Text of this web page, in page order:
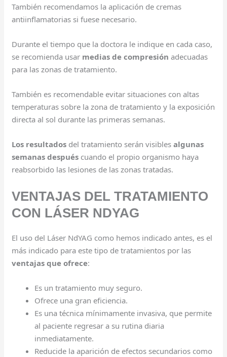
También recomendamos la aplicación de cremas
antiinflamatorias si fuese necesario.
Durante el tiempo que la doctora le indique en cada caso,
se recomienda usar medias de compresión adecuadas
para las zonas de tratamiento.
También es recomendable evitar situaciones con altas
temperaturas sobre la zona de tratamiento y la exposición
directa al sol durante las primeras semanas.
Los resultados del tratamiento serán visiblesalgunas
semanas después cuando el propio organismo haya
reabsorbido las lesiones de las zonas tratadas.
VENTAJAS DEL TRATAMIENTO
CON LÁSER NDYAG
El uso del Láser NdYAG como hemos indicado antes, es el
más indicado para este tipo de tratamientos por las
ventajas que ofrece:
Es un tratamiento muy seguro.
Ofrece una gran eficiencia.
Es una técnica mínimamente invasiva, que permite
al paciente regresar a su rutina diaria
inmediatamente.
Reducide la aparición de efectos secundarios como